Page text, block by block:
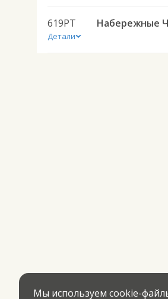
619РТ
Детали
Мы используем cookie-